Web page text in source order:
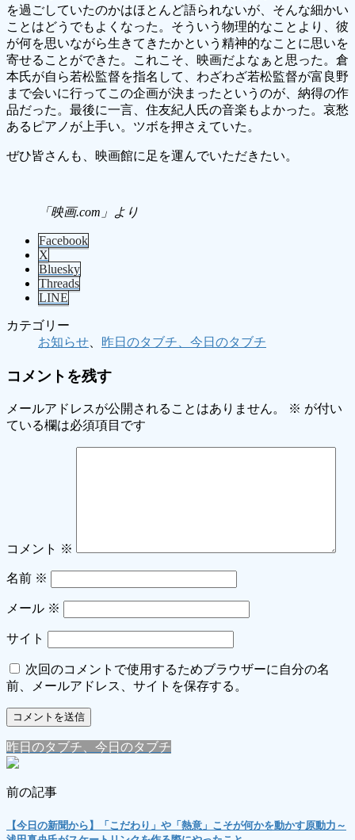
を過ごしていたのかはほとんど語られないが、そんな細かい
ことはどうでもよくなった。そういう物理的なことより、彼
が何を思いながら生きてきたかという精神的なことに思いを
寄せることができた。これこそ、映画だよなぁと思った。倉
本氏が自ら若松監督を指名して、わざわざ若松監督が富良野
まで会いに行ってこの企画が決まったというのが、納得の作
品だった。最後に一言、住友紀人氏の音楽もよかった。哀愁
あるピアノが上手い。ツボを押さえていた。
ぜひ皆さんも、映画館に足を運んでいただきたい。
「映画.com」より
Facebook
X
Bluesky
Threads
LINE
カテゴリー
お知らせ
昨日のタブチ、今日のタブチ
コメントを残す
メールアドレスが公開されることはありません。 ※ が付い
ている欄は必須項目です
コメント ※
名前 ※
メール ※
サイト
次回のコメントで使用するためブラウザーに自分の名
前、メールアドレス、サイトを保存する。
昨日のタブチ、今日のタブチ
前の記事
【今日の新聞から】「こだわり」や「熱意」こそが何かを動かす原動力～